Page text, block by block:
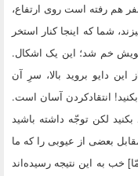
هم رفته است روى ارتفاع،
شما که اینجا کنار استخر
خم شد؛ این یک اشکال.
دایو بروید بالا، سرِ آن
انتقادکردن آسان است.
بکنید لکن توجّه داشته باشید
بعضى از عیوبى را که ما
خب به این نتیجه رسیده‌اند